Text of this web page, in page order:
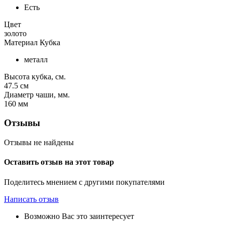
Есть
Цвет
золото
Материал Кубка
металл
Высота кубка, см.
47.5 см
Диаметр чаши, мм.
160 мм
Отзывы
Отзывы не найдены
Оставить отзыв на этот товар
Поделитесь мнением с другими покупателями
Написать отзыв
Возможно Вас это заинтересует